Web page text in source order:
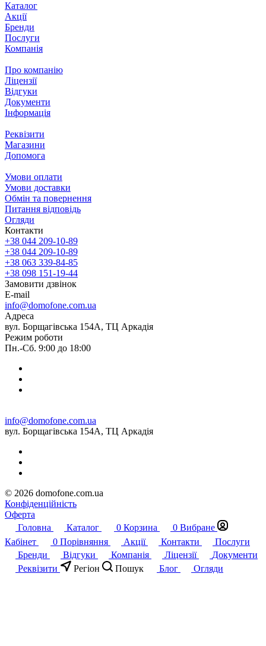
Каталог
Акції
Бренди
Послуги
Компанія
Про компанію
Ліцензії
Відгуки
Документи
Інформація
Реквізити
Магазини
Допомога
Умови оплати
Умови доставки
Обмін та повернення
Питання відповідь
Огляди
Контакти
+38 044 209-10-89
+38 044 209-10-89
+38 063 339-84-85
+38 098 151-19-44
Замовити дзвінок
E-mail
info@domofone.com.ua
Адреса
вул. Борщагівська 154А, ТЦ Аркадія
Режим роботи
Пн.-Сб. 9:00 до 18:00
info@domofone.com.ua
вул. Борщагівська 154А, ТЦ Аркадія
© 2026 domofone.com.ua
Конфіденційність
Оферта
Головна
Каталог 0 Корзина 0 Вибране
Кабінет
0 Порівняння Акції Контакти
Послуги
Бренди
Відгуки Компанія Ліцензії
Документи
Реквізити
Регіон Пошук Блог Огляди